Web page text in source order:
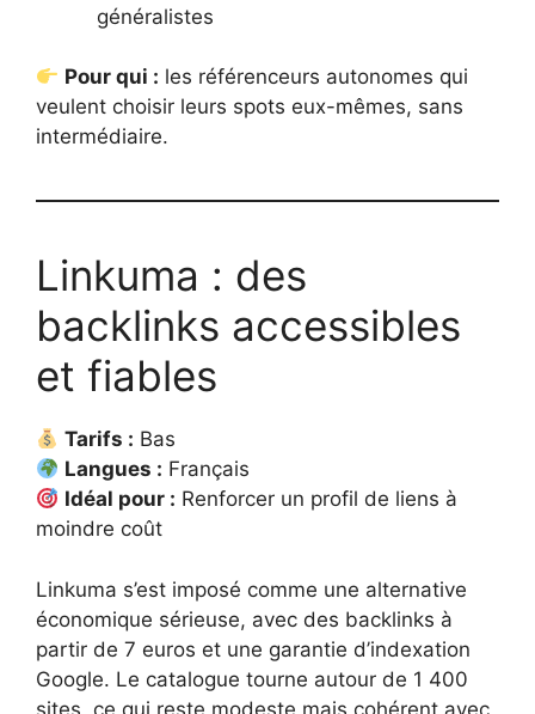
généralistes
Pour qui : les référenceurs autonomes qui
veulent choisir leurs spots eux-mêmes, sans
intermédiaire.
Linkuma : des
backlinks accessibles
et fiables
Tarifs : Bas
Langues : Français
Idéal pour : Renforcer un profil de liens à
moindre coût
Linkuma s’est imposé comme une alternative
économique sérieuse, avec des backlinks à
partir de 7 euros et une garantie d’indexation
Google. Le catalogue tourne autour de 1 400
sites, ce qui reste modeste mais cohérent avec